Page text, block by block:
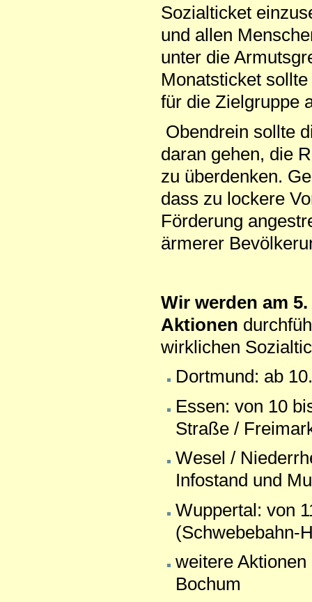
Sozialticket
und allen
unter die
Monatsticket
für die Zielgruppe
Obendrein sollte
daran gehen, die
zu überdenken.
dass zu lockere
Förderung
ärmerer
Wir werden am
Aktionen
wirklichen
Dortmund: ab
Essen: von 10
Straße /
Wesel /
Infostand und
Wuppertal: von
(Schwebebahn-
weitere
Bochum